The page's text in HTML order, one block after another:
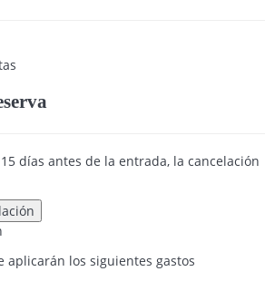
días antes de la entrada, la cancelación
aplicarán los siguientes gastos